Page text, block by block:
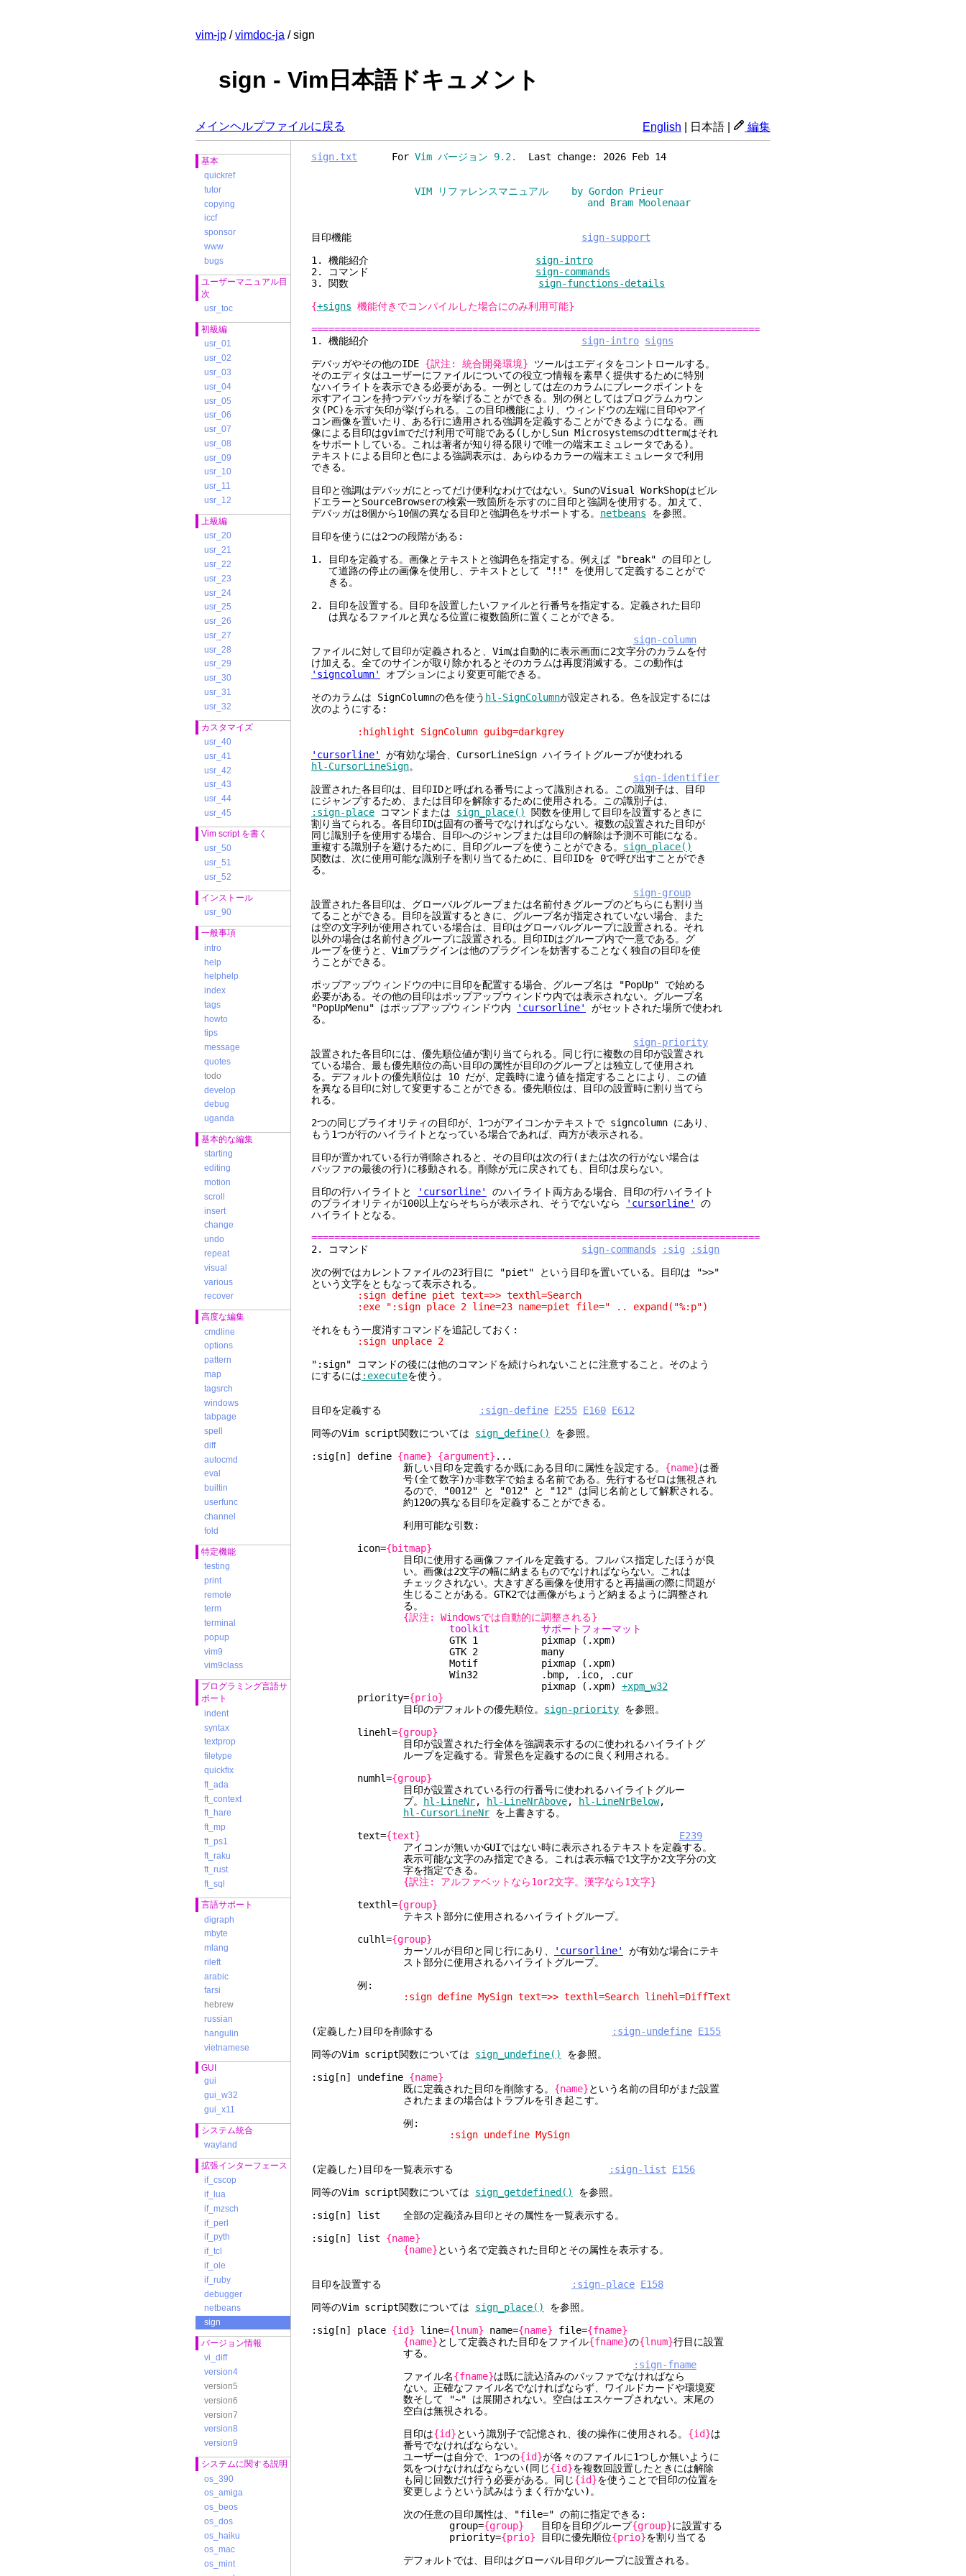
vim-jp /vimdoc-ja / sign
sign - Vim日本語ドキュメント
メインヘルプファイルに戻る English 日本語 編集
基本
quickref
tutor
copying
iccf
sponsor
www
bugs
ユーザーマニュアル目
次
usr_toc
初級編
usr_01
usr_02
usr_03
usr_04
usr_05
usr_06
usr_07
usr_08
usr_09
usr_10
usr_11
usr_12
上級編
usr_20
usr_21
usr_22
usr_23
usr_24
usr_25
usr_26
usr_27
usr_28
usr_29
usr_30
usr_31
usr_32
カスタマイズ
usr_40
usr_41
usr_42
usr_43
usr_44
usr_45
Vim script を書く
usr_50
usr_51
usr_52
インストール
usr_90
一般事項
intro
help
helphelp
index
tags
howto
tips
message
quotes
todo
develop
debug
uganda
基本的な編集
starting
editing
motion
scroll
insert
change
undo
repeat
visual
various
recover
高度な編集
cmdline
options
pattern
map
tagsrch
windows
tabpage
spell
diff
autocmd
eval
builtin
userfunc
channel
fold
特定機能
testing
print
remote
term
terminal
popup
vim9
vim9class
プログラミング言語サ
ポート
indent
syntax
textprop
filetype
quickfix
ft_ada
ft_context
ft_hare
ft_mp
ft_ps1
ft_raku
ft_rust
ft_sql
言語サポート
digraph
mbyte
mlang
rileft
arabic
farsi
hebrew
russian
hangulin
vietnamese
GUI
gui
gui_w32
gui_x11
システム統合
wayland
拡張インターフェース
if_cscop
if_lua
if_mzsch
if_perl
if_pyth
if_tcl
if_ole
if_ruby
debugger
netbeans
sign
バージョン情報
vi_diff
version4
version5
version6
version7
version8
version9
システムに関する説明
os_390
os_amiga
os_beos
os_dos
os_haiku
os_mac
os_mint
sign.txt For Vim バージョン 9.2. Last change: 2026 Feb 14
VIM リファレンスマニュアル by Gordon Prieur
and Bram Moolenaar
目印機能 sign-support
1. 機能紹介 sign-intro
2. コマンド sign-commands
3. 関数 sign-functions-details
{+signs 機能付きでコンパイルした場合にのみ利用可能}
==============================================================================
1. 機能紹介 sign-intro signs
デバッガやその他のIDE {訳注: 統合開発環境} ツールはエディタをコントロールする。
そのエディタはユーザーにファイルについての役立つ情報を素早く提供するために特別
なハイライトを表示できる必要がある。一例としては左のカラムにブレークポイントを
示すアイコンを持つデバッガを挙げることができる。別の例としてはプログラムカウン
タ(PC)を示す矢印が挙げられる。この目印機能により、ウィンドウの左端に目印やアイ
コン画像を置いたり、ある行に適用される強調を定義することができるようになる。画
像による目印はgvimでだけ利用で可能である(しかしSun Microsystemsのdttermはそれ
をサポートしている。これは著者が知り得る限りで唯一の端末エミュレータである)。
テキストによる目印と色による強調表示は、あらゆるカラーの端末エミュレータで利用
できる。
目印と強調はデバッガにとってだけ便利なわけではない。SunのVisual WorkShopはビル
ドエラーとSourceBrowserの検索一致箇所を示すのに目印と強調を使用する。加えて、
デバッガは8個から10個の異なる目印と強調色をサポートする。 netbeans を参照。
目印を使うには2つの段階がある:
1. 目印を定義する。画像とテキストと強調色を指定する。例えば "break" の目印とし
て道路の停止の画像を使用し、テキストとして "!!" を使用して定義することがで
きる。
2. 目印を設置する。目印を設置したいファイルと行番号を指定する。定義された目印
は異なるファイルと異なる位置に複数箇所に置くことができる。
sign-column
ファイルに対して目印が定義されると、Vimは自動的に表示画面に2文字分のカラムを付
け加える。全てのサインが取り除かれるとそのカラムは再度消滅する。この動作は
'signcolumn'
オプションにより変更可能できる。
そのカラムは SignColumnの色を使う hl-SignColumnが設定される。色を設定するには
次のようにする:
:highlight SignColumn guibg=darkgrey
'cursorline'
が有効な場合、CursorLineSign ハイライトグループが使われる
hl-CursorLineSign。
sign-identifier
設置された各目印は、目印IDと呼ばれる番号によって識別される。この識別子は、目印
にジャンプするため、または目印を解除するために使用される。この識別子は、
:sign-place コマンドまたは sign_place()
関数を使用して目印を設置するときに
割り当てられる。各目印IDは固有の番号でなければならない。複数の設置された目印が
同じ識別子を使用する場合、目印へのジャンプまたは目印の解除は予測不可能になる。
重複する識別子を避けるために、目印グループを使うことができる。 sign_place()
関数は、次に使用可能な識別子を割り当てるために、目印IDを 0で呼び出すことができ
る。
sign-group
設置された各目印は、グローバルグループまたは名前付きグループのどちらにも割り当
てることができる。目印を設置するときに、グループ名が指定されていない場合、また
は空の文字列が使用されている場合は、目印はグローバルグループに設置される。それ
以外の場合は名前付きグループに設置される。目印IDはグループ内で一意である。グ
ループを使うと、Vimプラグインは他のプラグインを妨害することなく独自の目印を使
うことができる。
ポップアップウィンドウの中に目印を配置する場合、グループ名は "PopUp" で始める
必要がある。その他の目印はポップアップウィンドウ内では表示されない。グループ名
"PopUpMenu" はポップアップウィンドウ内
'cursorline'
がセットされた場所で使われ
る。
sign-priority
設置された各目印には、優先順位値が割り当てられる。同じ行に複数の目印が設置され
ている場合、最も優先順位の高い目印の属性が目印のグループとは独立して使用され
る。デフォルトの優先順位は 10 だが、定義時に違う値を指定することにより、この値
を異なる目印に対して変更することができる。優先順位は、目印の設置時に割り当てら
れる。
2つの同じプライオリティの目印が、1つがアイコンかテキストで signcolumn にあり、
もう1つが行のハイライトとなっている場合であれば、両方が表示される。
目印が置かれている行が削除されると、その目印は次の行(または次の行がない場合は
バッファの最後の行)に移動される。削除が元に戻されても、目印は戻らない。
目印の行ハイライトと
'cursorline'
のハイライト両方ある場合、目印の行ハイライト
のプライオリティが100以上ならそちらが表示され、そうでないなら
'cursorline'
の
ハイライトとなる。
==============================================================================
2. コマンド sign-commands :sig
:sign
次の例ではカレントファイルの23行目に "piet" という目印を置いている。目印は ">>"
という文字をともなって表示される。
:sign define piet text=>> texthl=Search
:exe ":sign place 2 line=23 name=piet file=" .. expand("%:p")
それをもう一度消すコマンドを追記しておく:
:sign unplace 2
":sign" コマンドの後には他のコマンドを続けられないことに注意すること。そのよう
にするには :executeを使う。
目印を定義する :sign-define E255 E160 E612
同等のVim script関数については sign_define()
を参照。
:sig[n] define {name} {argument} ...
新しい目印を定義するか既にある目印に属性を設定する。 {name}は番
号(全て数字)か非数字で始まる名前である。先行するゼロは無視され
るので、"0012" と "012" と "12" は同じ名前として解釈される。
約120の異なる目印を定義することができる。
利用可能な引数:
icon={bitmap}
目印に使用する画像ファイルを定義する。フルパス指定したほうが良
い。画像は2文字の幅に納まるものでなければならない。これは
チェックされない。大きすぎる画像を使用すると再描画の際に問題が
生じることがある。GTK2では画像がちょうど納まるように調整され
る。
{訳注: Windowsでは自動的に調整される}
toolkit サポートフォーマット
GTK 1 pixmap (.xpm)
GTK 2 many
Motif pixmap (.xpm)
Win32 .bmp, .ico, .cur
pixmap (.xpm) +xpm_w32
priority={prio}
目印のデフォルトの優先順位。 sign-priority を参照。
linehl={group}
目印が設置された行全体を強調表示するのに使われるハイライトグ
ループを定義する。背景色を定義するのに良く利用される。
numhl={group}
目印が設置されている行の行番号に使われるハイライトグルー
プ。
hl-LineNr, hl-LineNrAbove, hl-LineNrBelow,
hl-CursorLineNr を上書きする。
text={text}
E239
アイコンが無いかGUIではない時に表示されるテキストを定義する。
表示可能な文字のみ指定できる。これは表示幅で1文字か2文字分の文
字を指定できる。
{訳注: アルファベットなら1or2文字。漢字なら1文字}
texthl={group}
テキスト部分に使用されるハイライトグループ。
culhl={group}
カーソルが目印と同じ行にあり、
'cursorline'
が有効な場合にテキ
スト部分に使用されるハイライトグループ。
例:
:sign define MySign text=>> texthl=Search linehl=DiffText
(定義した)目印を削除する :sign-undefine E155
同等のVim script関数については sign_undefine()
を参照。
:sig[n] undefine {name}
既に定義された目印を削除する。 {name}という名前の目印がまだ設置
されたままの場合はトラブルを引き起こす。
例:
:sign undefine MySign
(定義した)目印を一覧表示する :sign-list
E156
同等のVim script関数については sign_getdefined()
を参照。
:sig[n] list 全部の定義済み目印とその属性を一覧表示する。
:sig[n] list {name}
{name}という名で定義された目印とその属性を表示する。
目印を設置する :sign-place E158
同等のVim script関数については sign_place()
を参照。
:sig[n] place {id} line={lnum} name={name} file={fname}
{name}として定義された目印をファイル{fname}の{lnum}行目に設置
する。
:sign-fname
ファイル名{fname}は既に読込済みのバッファでなければなら
ない。正確なファイル名でなければならず、ワイルドカードや環境変
数そして "~" は展開されない。空白はエスケープされない。末尾の
空白は無視される。
目印は{id}という識別子で記憶され、後の操作に使用される。 {id}は
番号でなければならない。
ユーザーは自分で、1つの{id}が各々のファイルに1つしか無いように
気をつけなければならない(同じ{id}を複数回設置したときには解除
も同じ回数だけ行う必要がある。同じ{id}を使うことで目印の位置を
変更しようという試みはうまく行かない)。
次の任意の目印属性は、"file=" の前に指定できる:
group={group} 目印を目印グループ{group}に設置する
priority={prio} 目印に優先順位{prio}を割り当てる
デフォルトでは、目印はグローバル目印グループに設置される。